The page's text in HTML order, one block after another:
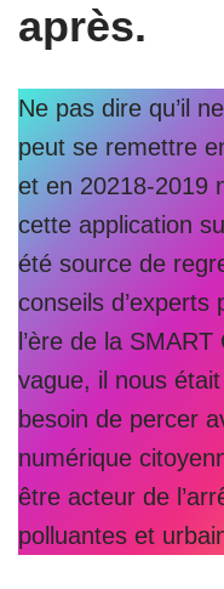
après.
Ne pas dire qu’il
peut se remettre
et en 20218-2019
cette application
été source de
conseils
l’ère de la
vague, il nous
besoin de percer
numérique
être acteur de
polluantes et